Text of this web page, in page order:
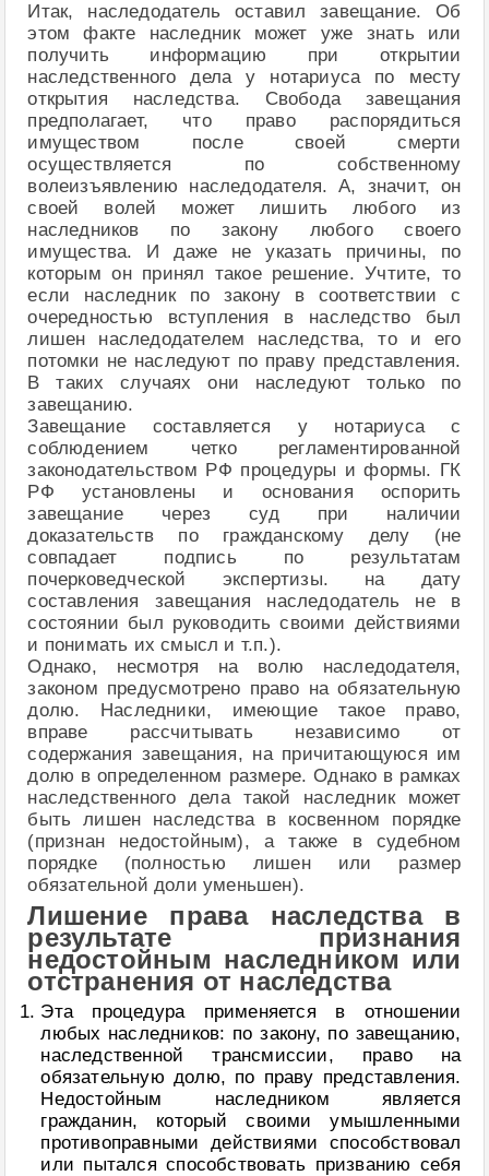
Итак, наследодатель оставил завещание. Об
этом факте наследник может уже знать или
получить информацию при открытии
наследственного дела у нотариуса по месту
открытия наследства. Свобода завещания
предполагает, что право распорядиться
имуществом после своей смерти
осуществляется по собственному
волеизъявлению наследодателя. А, значит, он
своей волей может лишить любого из
наследников по закону любого своего
имущества. И даже не указать причины, по
которым он принял такое решение. Учтите, то
если наследник по закону в соответствии с
очередностью вступления в наследство был
лишен наследодателем наследства, то и его
потомки не наследуют по праву представления.
В таких случаях они наследуют только по
завещанию.
Завещание составляется у нотариуса с
соблюдением четко регламентированной
законодательством РФ процедуры и формы. ГК
РФ установлены и основания оспорить
завещание через суд при наличии
доказательств по гражданскому делу (не
совпадает подпись по результатам
почерковедческой экспертизы. на дату
составления завещания наследодатель не в
состоянии был руководить своими действиями
и понимать их смысл и т.п.).
Однако, несмотря на волю наследодателя,
законом предусмотрено право на обязательную
долю. Наследники, имеющие такое право,
вправе рассчитывать независимо от
содержания завещания, на причитающуюся им
долю в определенном размере. Однако в рамках
наследственного дела такой наследник может
быть лишен наследства в косвенном порядке
(признан недостойным), а также в судебном
порядке (полностью лишен или размер
обязательной доли уменьшен).
Лишение права наследства в
результате признания
недостойным наследником или
отстранения от наследства
Эта процедура применяется в отношении
любых наследников: по закону, по завещанию,
наследственной трансмиссии, право на
обязательную долю, по праву представления.
Недостойным наследником является
гражданин, который своими умышленными
противоправными действиями способствовал
или пытался способствовать призванию себя